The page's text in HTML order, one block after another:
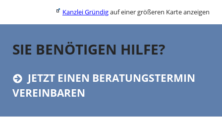
Kanzlei Gründigauf einer größeren Karte anzeigen
SIE BENÖTIGEN HILFE?
JETZT EINEN BERATUNGSTERMIN
VEREINBAREN